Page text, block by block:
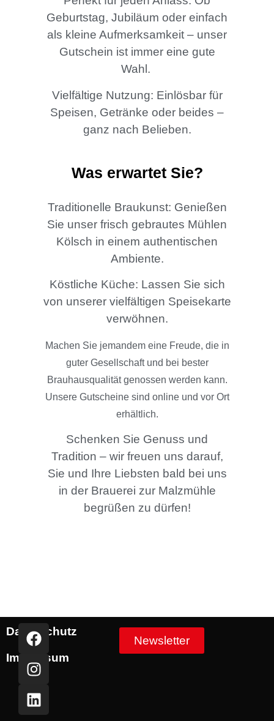
Geburtstag, Jubiläum oder einfach
als kleine Aufmerksamkeit – unser
Gutschein ist immer eine gute
Wahl.
Vielfältige Nutzung: Einlösbar für
Speisen, Getränke oder beides –
ganz nach Belieben.
Was erwartet Sie?
Traditionelle Braukunst: Genießen
Sie unser frisch gebrautes Mühlen
Kölsch in einem authentischen
Ambiente.
Köstliche Küche: Lassen Sie sich
von unserer vielfältigen Speisekarte
verwöhnen.
Machen Sie jemandem eine Freude, die in
guter Gesellschaft und bei bester
Brauhausqualität genossen werden kann.
Unsere Gutscheine sind online und vor Ort
erhältlich.
Schenken Sie Genuss und
Tradition – wir freuen uns darauf,
Sie und Ihre Liebsten bald bei uns
in der Brauerei zur Malzmühle
begrüßen zu dürfen!
Datenschutz
Impressum
Newsletter